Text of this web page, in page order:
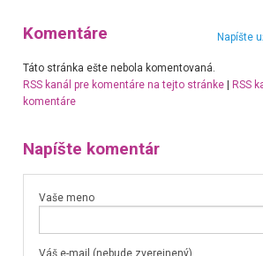
Komentáre Napíšte
Táto stránka ešte nebola komentovaná.
RSS kanál pre komentáre na tejto stránke|
RSS
komentáre
Napíšte komentár
Vaše meno